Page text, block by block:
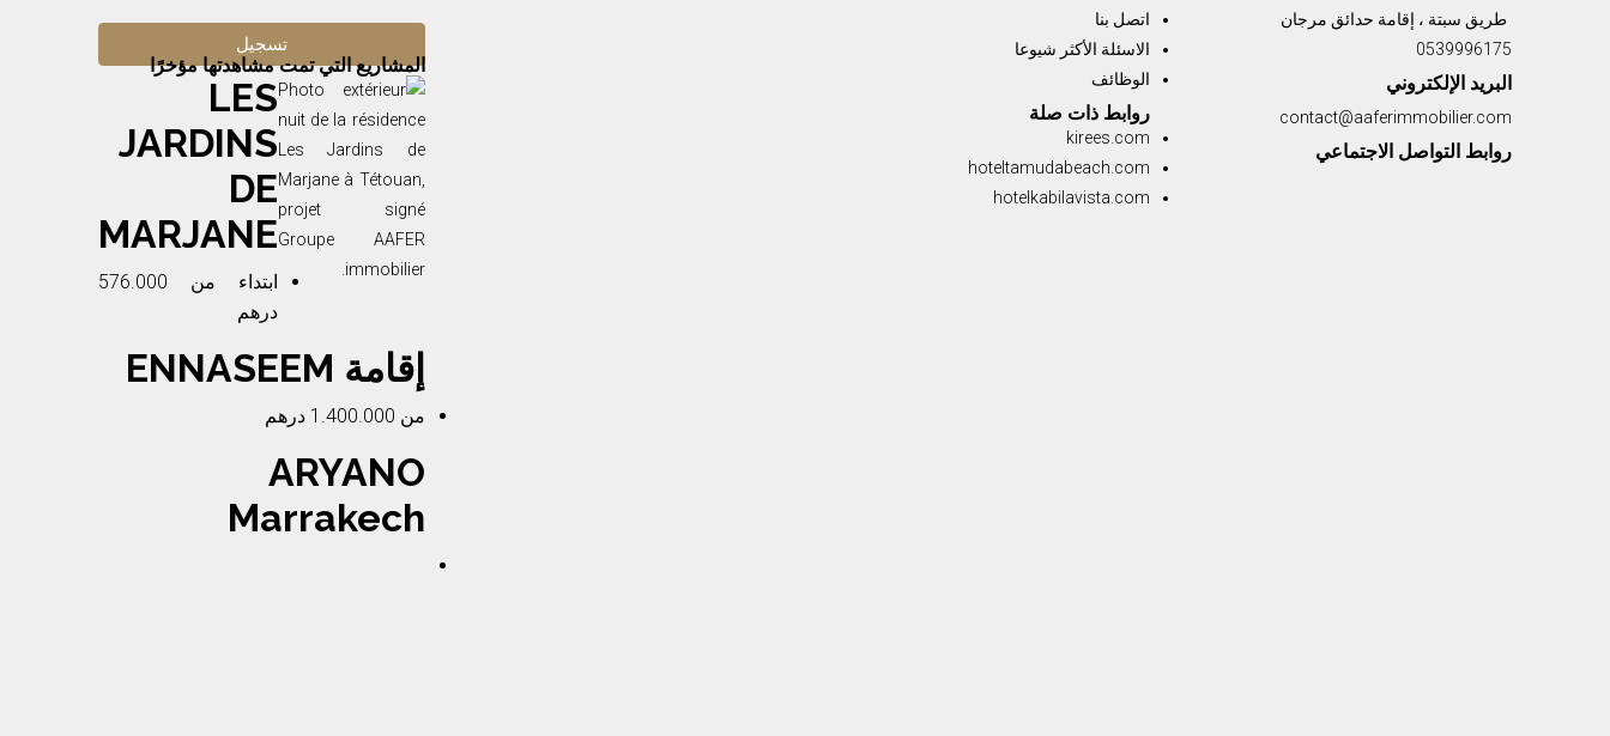
طريق سبتة ، إقامة حدائق مرجان
0539996175
البريد الإلكتروني
contact@aaferimmobilier.com
روابط التواصل الاجتماعي
اتصل بنا
الاسئلة الأكثر شيوعا
الوظائف
روابط ذات صلة
kirees.com
hoteltamudabeach.com
hotelkabilavista.com
المشاريع التي تمت مشاهدتها مؤخرًا
LES
JARDINS
DE
MARJANE
ابتداء من 576.000
درهم
إقامة ENNASEEM
من 1.400.000 درهم
ARYANO
Marrakech